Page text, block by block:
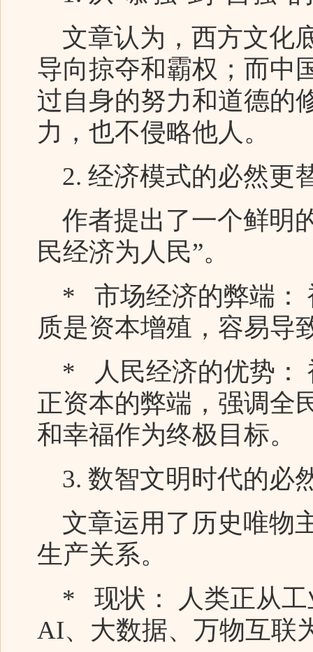
文章认为，西方文化
导向掠夺和霸权；而中
过自身的努力和道德的
力，也不侵略他人。
2. 经济模式的必然更
作者提出了一个鲜明
民经济为人民”。
* 市场经济的弊端：
质是资本增殖，容易导
* 人民经济的优势：
正资本的弊端，强调全
和幸福作为终极目标。
3. 数智文明时代的必
文章运用了历史唯物
生产关系。
* 现状： 人类正从工
AI、大数据、万物互联